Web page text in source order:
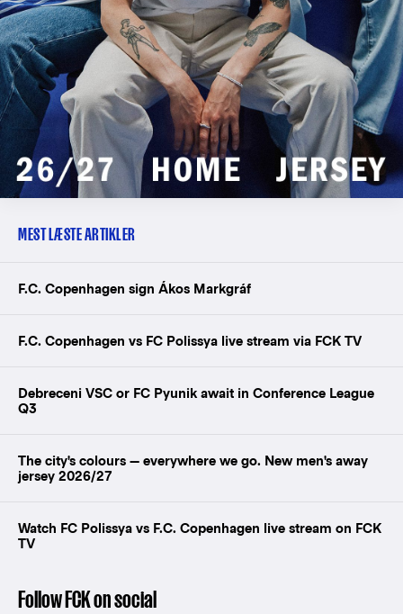
MEST LÆSTE ARTIKLER
F.C. Copenhagen sign Ákos Markgráf
F.C. Copenhagen vs FC Polissya live stream via FCK TV
Debreceni VSC or FC Pyunik await in Conference League
Q3
The city's colours — everywhere we go. New men's away
jersey 2026/27
Watch FC Polissya vs F.C. Copenhagen live stream on FCK
TV
Follow FCK on social